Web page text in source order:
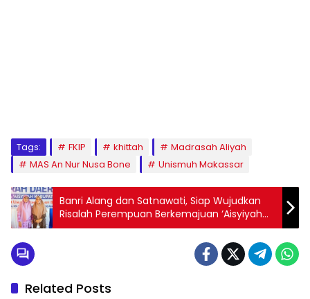
Tags: FKIP khittah
Madrasah Aliyah
MAS An Nur Nusa Bone
Unismuh Makassar
Banri Alang dan Satnawati, Siap Wujudkan
Risalah Perempuan Berkemajuan ‘Aisyiyah
Bulukumba
Related Posts